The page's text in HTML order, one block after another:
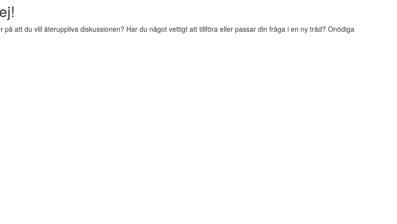
att du vill återuppliva diskussionen? Har du något vettigt att tillföra eller passar din fråga i en ny tråd? Onödiga